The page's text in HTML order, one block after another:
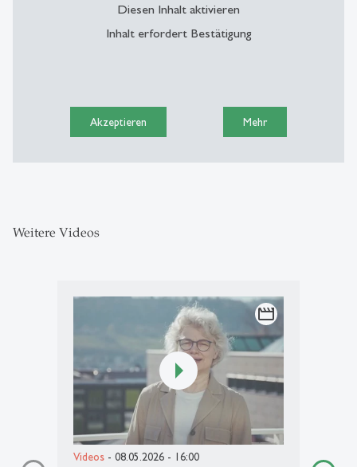
Diesen Inhalt aktivieren
Inhalt erfordert Bestätigung
Akzeptieren Mehr
Weitere Videos
movie
Videos - 08.05.2026 - 16:00